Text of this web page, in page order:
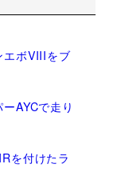
エボVIIIをブ
AYCで走り
を付けたラ